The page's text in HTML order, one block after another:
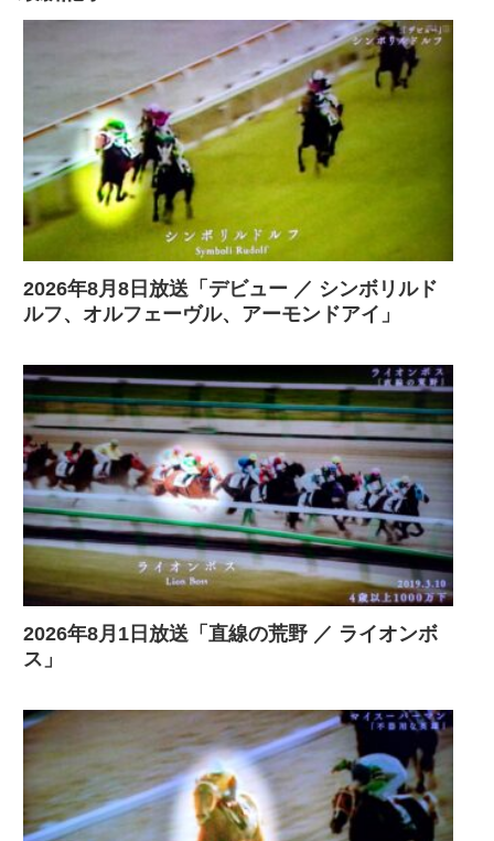
道へ踏み出す、その決意こそが、才能な
のかもしれない…
2026年8月8日放送「デビュー ／ シンボリルド
ルフ、オルフェーヴル、アーモンドアイ」
2026年8月1日放送「直線の荒野 ／ ライオンボ
ス」